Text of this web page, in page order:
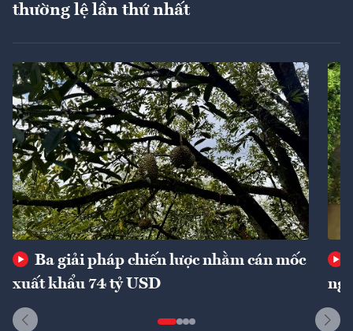
thường lệ lần thứ nhất
Ba giải pháp chiến lược nhằm cán mốc
xuất khẩu 74 tỷ USD